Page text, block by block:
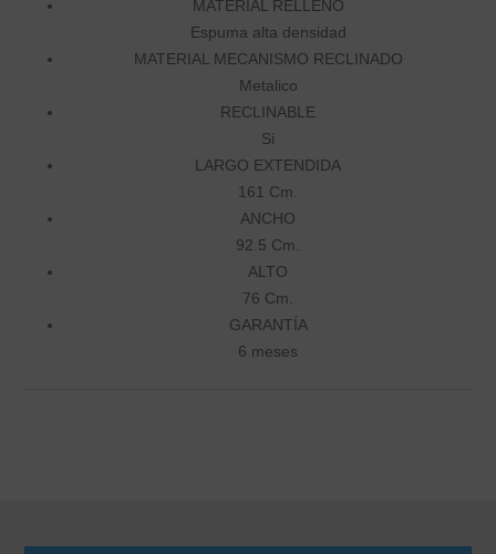
MATERIAL RELLENO
Espuma alta densidad
MATERIAL MECANISMO RECLINADO
Metalico
RECLINABLE
Si
LARGO EXTENDIDA
161 Cm.
ANCHO
92.5 Cm.
ALTO
76 Cm.
GARANTÍA
6 meses